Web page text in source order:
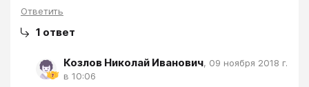
Ответить
1 ответ
Козлов Николай Иванович, 09 ноября 2018 г.
в 10:06